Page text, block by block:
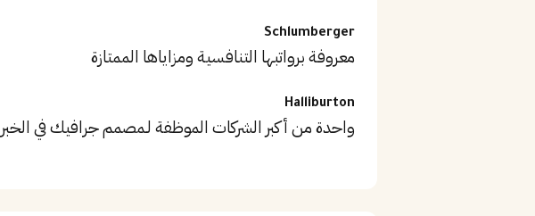
Schlumberger
معروفة برواتبها التنافسية ومزاياها الممتازة
Halliburton
واحدة من أكبر الشركات الموظفة لـمصمم جرافيك في الخبر